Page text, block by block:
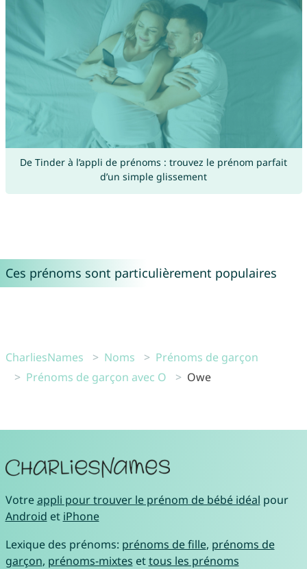
De Tinder à l’appli de prénoms : trouvez le prénom parfait
d’un simple glissement
Ces prénoms sont particulièrement populaires
CharliesNames Noms
Prénoms de garçon
Prénoms de garçon avec O
Owe
Votreappli pour trouver le prénom de bébé idéal pour
Android et iPhone
Lexique des prénoms: prénoms de fille, prénoms de
garçon, prénoms-mixtes ettous les prénoms